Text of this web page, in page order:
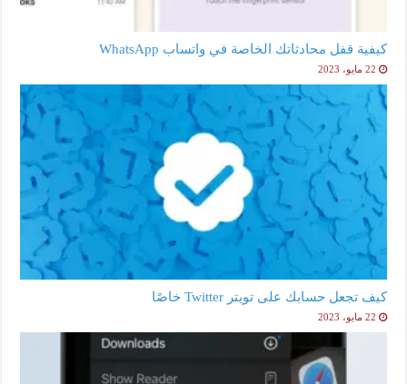
كيفية قفل محادثاتك الخاصة في واتساب WhatsApp
22 مايو، 2023
كيف تجعل حسابك على تويتر Twitter خاصًا
22 مايو، 2023